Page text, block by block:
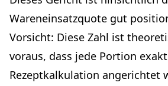
Wareneinsatzquote gut
Vorsicht: Diese Zahl ist
voraus, dass jede Portion
Rezeptkalkulation angerichtet